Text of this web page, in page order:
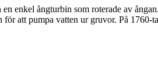
enkel ångturbin som roterade av
att pumpa vatten ur gruvor. På 1760-